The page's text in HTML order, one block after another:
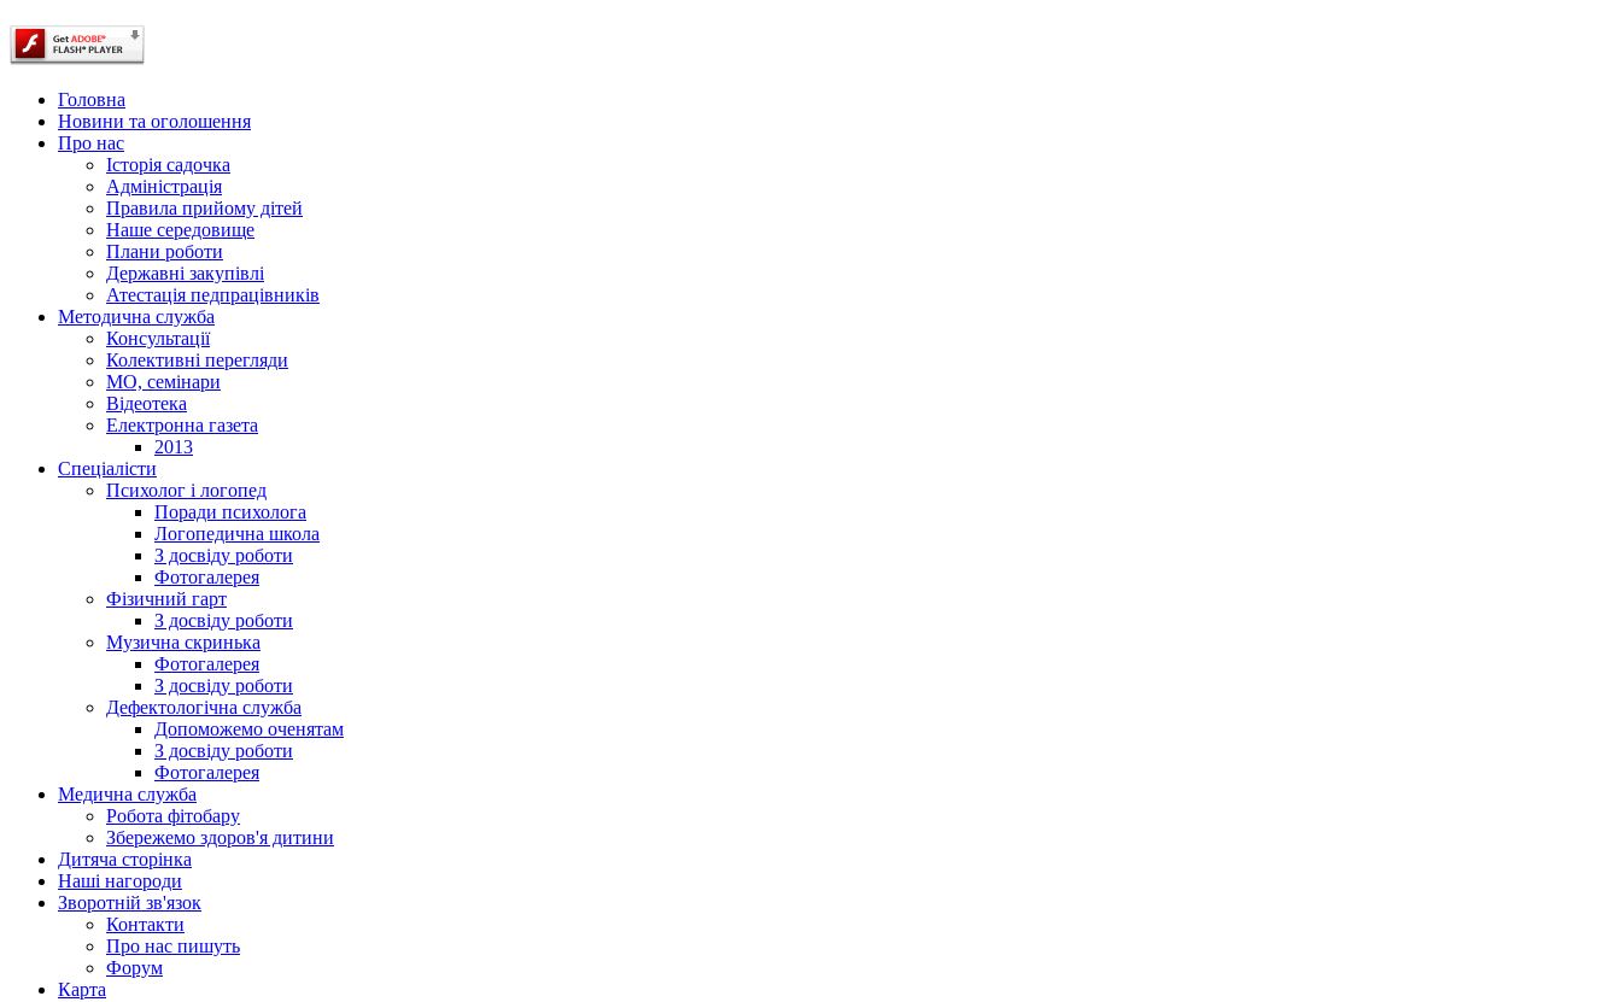
Головна
Новини та оголошення
Про нас
Історія садочка
Адміністрація
Правила прийому дітей
Наше середовище
Плани роботи
Державні закупівлі
Атестація педпрацівників
Методична служба
Консультації
Колективні перегляди
МО, семінари
Відеотека
Електронна газета
2013
Спеціалісти
Психолог і логопед
Поради психолога
Логопедична школа
З досвіду роботи
Фотогалерея
Фізичний гарт
З досвіду роботи
Музична скринька
Фотогалерея
З досвіду роботи
Дефектологічна служба
Допоможемо оченятам
З досвіду роботи
Фотогалерея
Медична служба
Робота фітобару
Збережемо здоров'я дитини
Дитяча сторінка
Наші нагороди
Зворотній зв'язок
Контакти
Про нас пишуть
Форум
Карта